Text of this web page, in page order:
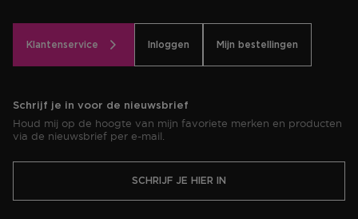
Klantenservice Inloggen Mijn bestellingen
Schrijf je in voor de nieuwsbrief
Houd mij op de hoogte van mijn favoriete merken en producten
via de nieuwsbrief per e-mail.
SCHRIJF JE HIER IN